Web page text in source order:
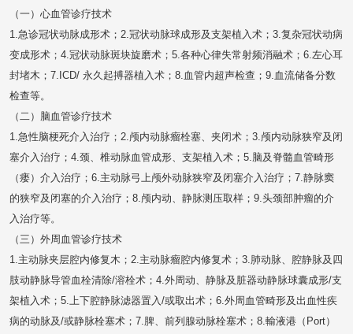
消融术等。
（一）心血管诊疗技术
1.急诊冠状动脉成形术；2.冠状动脉球成形及支架植入术；3.复杂冠状动病
变成形术；4.冠状动脉斑块旋磨术；5.各种心律失常射频消融术；6.左心耳
封堵木；7.ICD/ 永久起搏器植入术；8.血管内超声检查；9.血流储备分数
检查等。
（二）脑血管诊疗技术
1.急性脑梗死介入治疗；2.颅内动脉瘤栓塞、夹闭术；3.颅内动脉狭窄及闭
塞介入治疗；4.颈、椎动脉血管成形、支架植入术；5.脑及脊髓血管畸形
（瘘）介入治疗；6.主动脉弓上颅外动脉狭窄及闭塞介入治疗；7.静脉窦
的狭窄及闭塞的介入治疗；8.颅内动、静脉测压取样；9.头颈部肿瘤的介
入治疗等。
（三）外周血管诊疗技术
1.主动脉夹层腔内修复木；2.主动脉瘤腔内修复术；3.肺动脉、腔静脉及四
肢动静脉导管血栓清除/溶栓术；4.外周动、静脉及脏器动静脉球囊成形/支
架植入术；5.上下腔静脉滤器置入/或取出术；6.外周血管畸形及出血性疾
病的动脉及/或静脉栓塞术；7.脾、前列腺动脉栓塞术；8.輸液港（Port）